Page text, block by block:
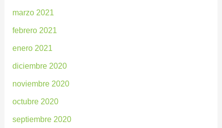
marzo 2021
febrero 2021
enero 2021
diciembre 2020
noviembre 2020
octubre 2020
septiembre 2020